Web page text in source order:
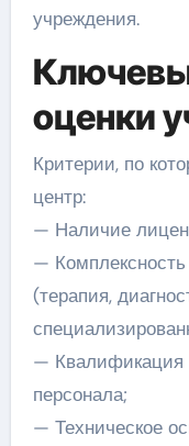
учреждения.
оценки
Критерии, по
центр:
— Наличие
—
(терапия,
— Квалификация
персонала;
— Техническое